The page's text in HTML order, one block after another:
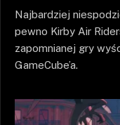
Najbardziej
pewno Kirby Air
zapomnianej gry
GameCube’a.